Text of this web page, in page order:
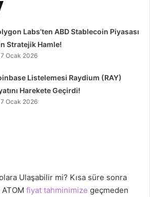
Labs’ten ABD Stablecoin Piyasası
Stratejik Hamle!
Ocak 2026
Listelemesi Raydium (RAY)
Harekete Geçirdi!
Ocak 2026
Ulaşabilir mi? Kısa süre sonra
fiyat tahminimize geçmeden